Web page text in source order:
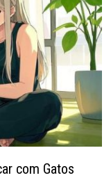
com Gatos